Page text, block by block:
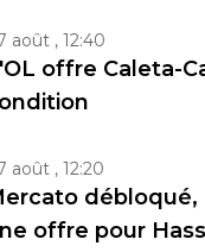
août , 12:40
offre Caleta-
août , 12:20
débloqué,
offre pour